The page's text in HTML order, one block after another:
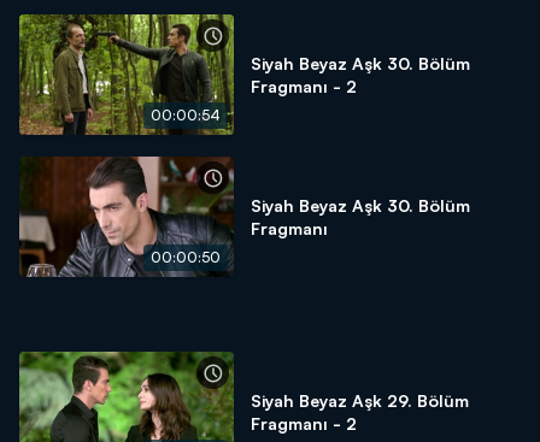
00:00:54
Siyah Beyaz Aşk 30. Bölüm
Fragmanı - 2
00:00:50
Siyah Beyaz Aşk 30. Bölüm
Fragmanı
Siyah Beyaz Aşk 29. Bölüm
Fragmanı - 2